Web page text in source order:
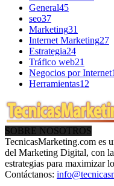
General45
seo37
Marketing31
Internet Marketing27
Estrategia24
Tráfico web21
Negocios por Internet
Herramientas12
SOBRE NOSOTROS
TecnicasMarketing.com es
del Marketing Digital, con
estrategias para maximizar
Contáctanos: